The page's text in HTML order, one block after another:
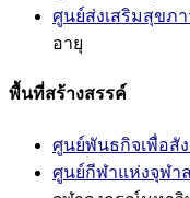
ศูนย์ส่งเสริมสุขภา
อายุ
พื้นที่สร้างสรรค์
ศูนย์พันธกิจเพื่อสั
ศูนย์กีฬาแห่งจุฬา